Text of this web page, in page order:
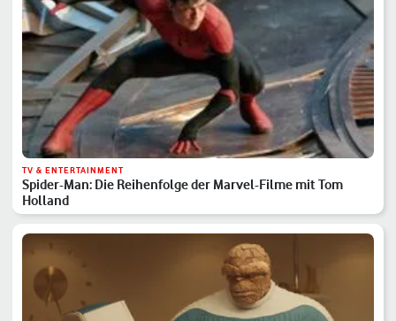
TV & ENTERTAINMENT
Spider-Man: Die Reihenfolge der Marvel-Filme mit Tom
Holland